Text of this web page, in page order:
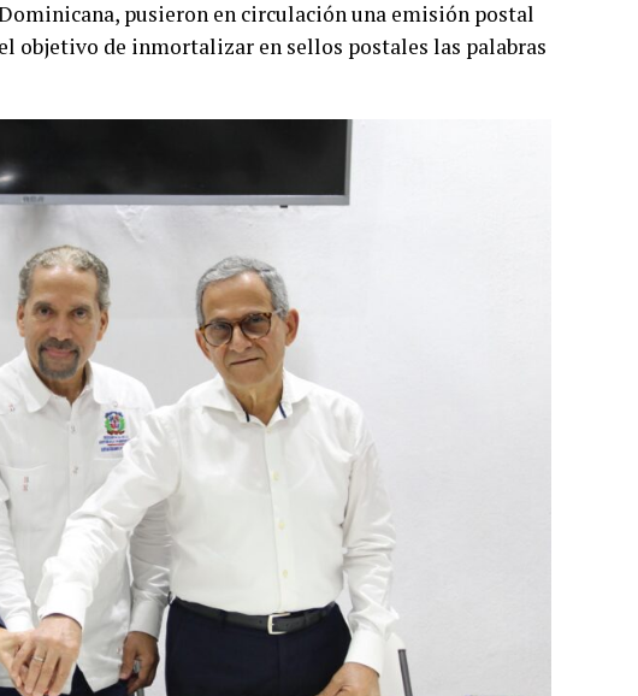
pusieron en circulación una emisión postal
objetivo de inmortalizar en sellos postales las palabras